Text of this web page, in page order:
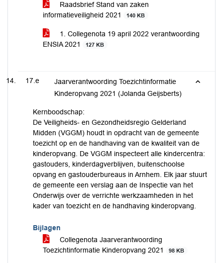
Raadsbrief Stand van zaken
informatieveiligheid 2021
140 KB
1. Collegenota 19 april 2022 verantwoording
ENSIA 2021
127 KB
17.e
Jaarverantwoording Toezichtinformatie
Kinderopvang 2021 (Jolanda Geijsberts)
Kernboodschap:
De Veiligheids- en Gezondheidsregio Gelderland
Midden (VGGM) houdt in opdracht van de gemeente
toezicht op en de handhaving van de kwaliteit van de
kinderopvang. De VGGM inspecteert alle kindercentra:
gastouders, kinderdagverblijven, buitenschoolse
opvang en gastouderbureaus in Arnhem. Elk jaar stuurt
de gemeente een verslag aan de Inspectie van het
Onderwijs over de verrichte werkzaamheden in het
kader van toezicht en de handhaving kinderopvang.
Bijlagen
Collegenota Jaarverantwoording
Toezichtinformatie Kinderopvang 2021
98 KB